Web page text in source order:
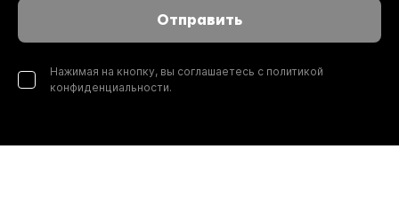
Отправить
Нажимая на кнопку, вы соглашаетесь с политикой
конфиденциальности.